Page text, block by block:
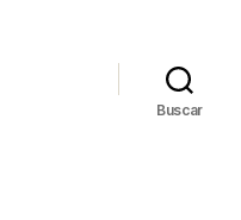
Buscar